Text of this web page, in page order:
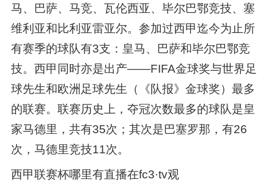
马、巴萨、马竞、瓦伦西亚、毕尔巴鄂竞技、塞
维利亚和比利亚雷亚尔。参加过西甲迄今为止所
有赛季的球队有3支：皇马、巴萨和毕尔巴鄂竞
技。西甲同时亦是出产——FIFA金球奖与世界足
球先生和欧洲足球先生（《队报》金球奖）最多
的联赛。联赛历史上，夺冠次数最多的球队是皇
家马德里，共有35次；其次是巴塞罗那，有26
次，马德里竞技11次。
西甲联赛杯哪里有直播在fc3·tv观